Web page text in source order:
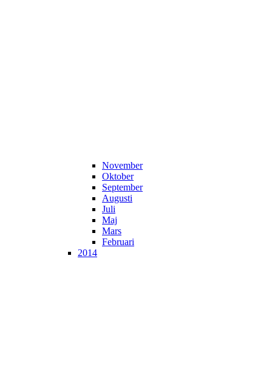
November
Oktober
September
Augusti
Juli
Maj
Mars
Februari
2014